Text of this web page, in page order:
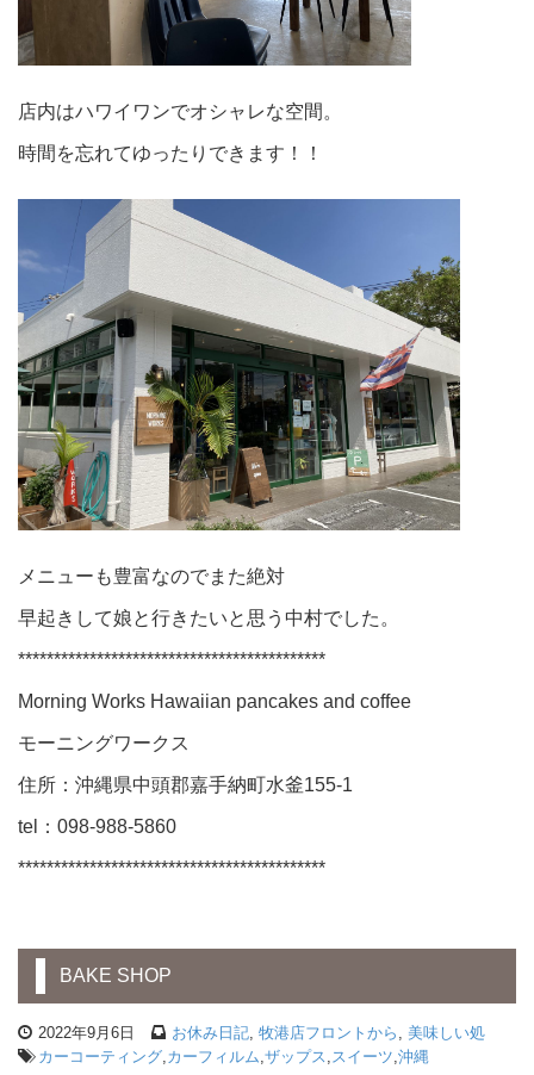
店内はハワイワンでオシャレな空間。
時間を忘れてゆったりできます！！
メニューも豊富なのでまた絶対
早起きして娘と行きたいと思う中村でした。
*******************************************
Morning Works Hawaiian pancakes and coffee
モーニングワークス
住所：沖縄県中頭郡嘉手納町水釜155-1
tel：098-988-5860
*******************************************
BAKE SHOP
2022年9月6日 お休み日記, 牧港店フロントから , 美味しい処
カーコーティング,カーフィルム,ザップス,スイーツ,沖縄